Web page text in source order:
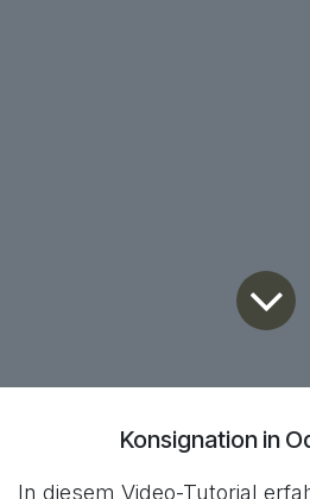
Konsignation in
In diesem Video-Tutorial